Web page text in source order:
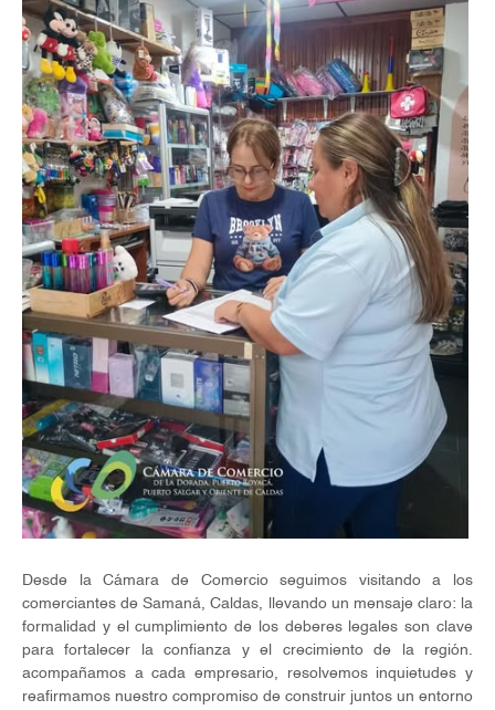
Desde la Cámara de Comercio seguimos visitando a los
comerciantes de Samaná, Caldas, llevando un mensaje claro: la
formalidad y el cumplimiento de los deberes legales son clave
para fortalecer la confianza y el crecimiento de la región.
acompañamos a cada empresario, resolvemos inquietudes y
reafirmamos nuestro compromiso de construir juntos un entorno